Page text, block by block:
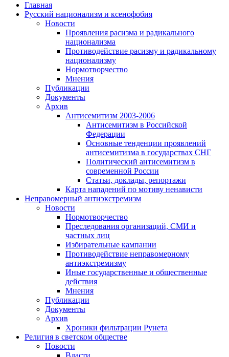
Главная
Русский национализм и ксенофобия
Новости
Проявления расизма и радикального
национализма
Противодействие расизму и радикальному
национализму
Нормотворчество
Мнения
Публикации
Документы
Архив
Антисемитизм 2003-2006
Антисемитизм в Российской
Федерации
Основные тенденции проявлений
антисемитизма в государствах СНГ
Политический антисемитизм в
современной России
Статьи, доклады, репортажи
Карта нападений по мотиву ненависти
Неправомерный антиэкстремизм
Новости
Нормотворчество
Преследования организаций, СМИ и
частных лиц
Избирательные кампании
Противодействие неправомерному
антиэкстремизму
Иные государственные и общественные
действия
Мнения
Публикации
Документы
Архив
Хроники фильтрации Рунета
Религия в светском обществе
Новости